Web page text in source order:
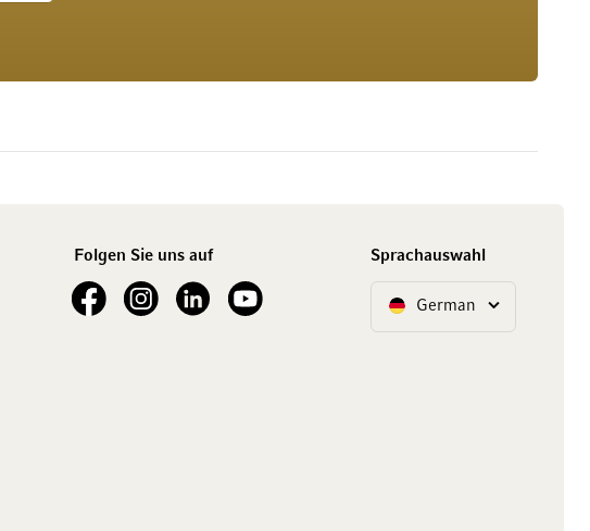
Folgen Sie uns auf
See our FacebookSee our Instagram account
See our LinkedInSee our YouTube channel
Sprachauswahl
SpracheGerman